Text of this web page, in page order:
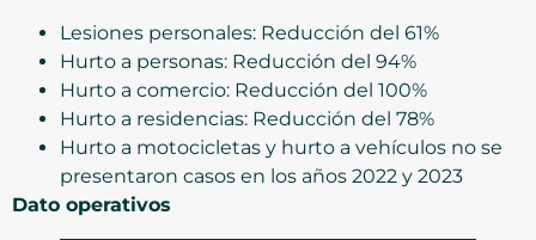
Lesiones personales: Reducción del 61%
Hurto a personas: Reducción del 94%
Hurto a comercio: Reducción del 100%
Hurto a residencias: Reducción del 78%
Hurto a motocicletas y hurto a vehículos no se
presentaron casos en los años 2022 y 2023
Dato operativos